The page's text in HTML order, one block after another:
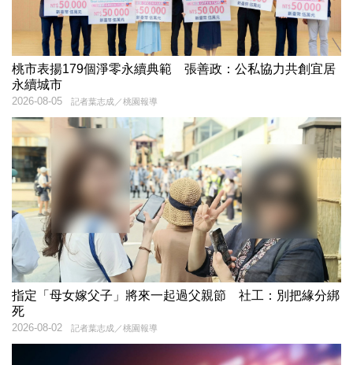
桃市表揚179個淨零永續典範 張善政：公私協力共創宜居
永續城市
記者葉志成／桃園報導
2026-08-05
指定「母女嫁父子」將來一起過父親節 社工：別把緣分綁
死
記者葉志成／桃園報導
2026-08-02